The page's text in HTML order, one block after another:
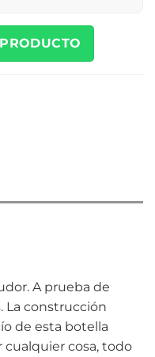
A prueba de
La construcción
de esta botella
cosa, todo